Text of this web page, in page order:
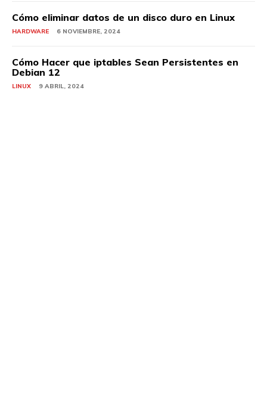
Cómo eliminar datos de un disco duro en Linux
HARDWARE 6 NOVIEMBRE, 2024
Cómo Hacer que iptables Sean Persistentes en
Debian 12
LINUX 9 ABRIL, 2024